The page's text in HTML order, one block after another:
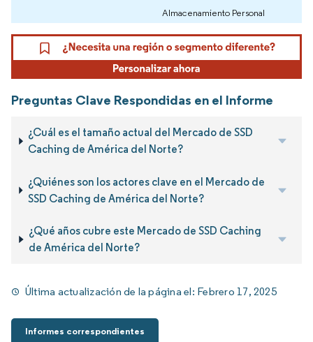
Almacenamiento Personal
Preguntas Clave Respondidas en el Informe
¿Cuál es el tamaño actual del Mercado de SSD
Caching de América del Norte?
¿Quiénes son los actores clave en el Mercado de
SSD Caching de América del Norte?
¿Qué años cubre este Mercado de SSD Caching
de América del Norte?
Última actualización de la página el: Febrero 17, 2025
Informes correspondientes